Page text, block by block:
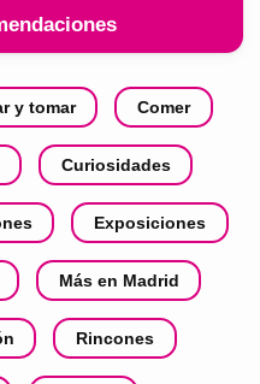
y tomar Comer
Curiosidades
Exposiciones
Más en Madrid
Rincones